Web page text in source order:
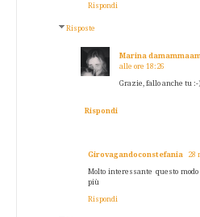
Rispondi
Risposte
Marina
alle ore 18:26
Grazie, fallo anche tu :-)
Rispondi
Girovagandoconstefania 28
Molto interessante questo
più
Rispondi